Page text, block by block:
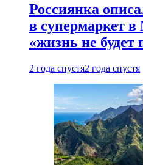
Россиянка
в супермаркет
«жизнь не будет
2 года спустя2 года спустя